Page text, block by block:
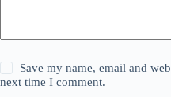
Save my name, email and
next time I comment.